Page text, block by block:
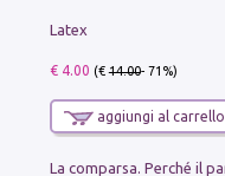
Latex
€ 4.00 (€14.00- 71%)
aggiungi al carrello